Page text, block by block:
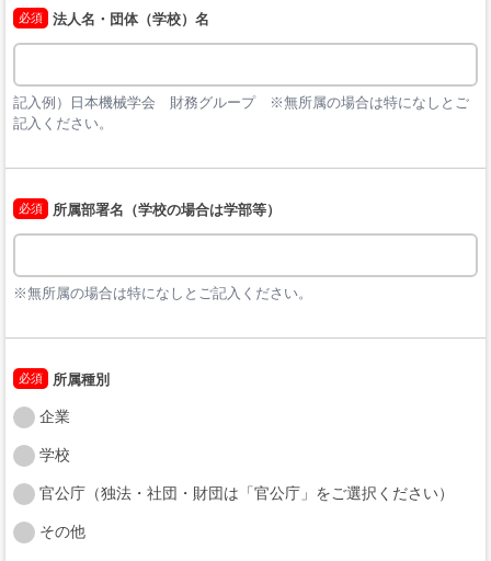
必須 法人名・団体（学校）名
記入例）日本機械学会　財務グループ　※無所属の場合は特になしとご
記入ください。
必須 所属部署名（学校の場合は学部等）
※無所属の場合は特になしとご記入ください。
必須 所属種別
企業
学校
官公庁（独法・社団・財団は「官公庁」をご選択ください）
その他